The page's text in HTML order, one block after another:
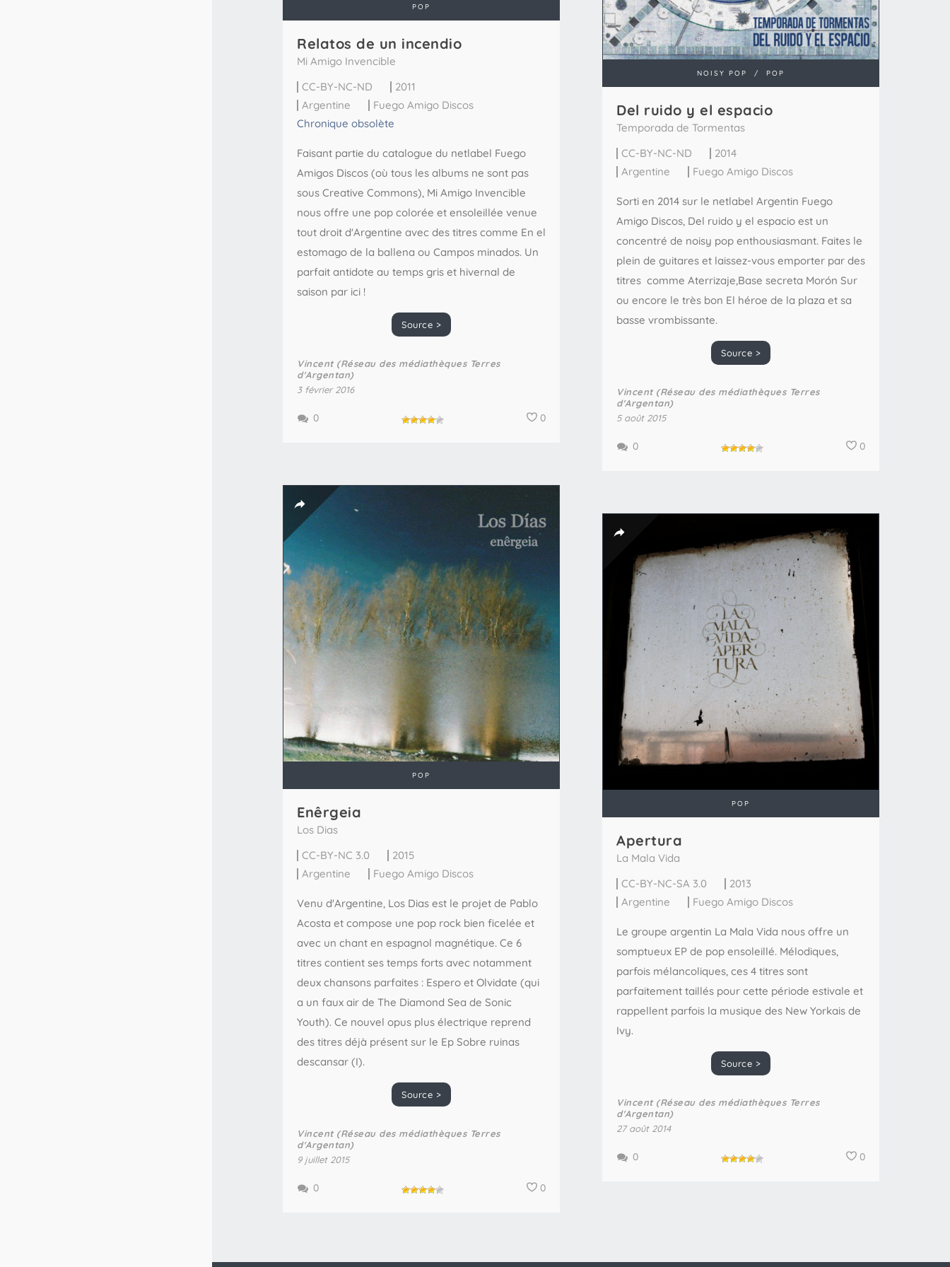
POP
Relatos de un incendio
Mi Amigo Invencible
CC-BY-NC-ND
2011
Argentine
Fuego Amigo Discos
Chronique obsolète
Faisant partie du catalogue du netlabel Fuego
Amigos Discos (où tous les albums ne sont pas
sous Creative Commons), Mi Amigo Invencible
nous offre une pop colorée et ensoleillée venue
tout droit d'Argentine avec des titres comme En el
estomago de la ballena ou Campos minados. Un
parfait antidote au temps gris et hivernal de
saison par ici !
Source >
Vincent (Réseau des médiathèques Terres
d'Argentan)
3 février 2016
0
0
NOISY POP / POP
Del ruido y el espacio
Temporada de Tormentas
CC-BY-NC-ND
2014
Argentine
Fuego Amigo Discos
Sorti en 2014 sur le netlabel Argentin Fuego
Amigo Discos, Del ruido y el espacio est un
concentré de noisy pop enthousiasmant. Faites le
plein de guitares et laissez-vous emporter par des
titres comme Aterrizaje,Base secreta Morón Sur
ou encore le très bon El héroe de la plaza et sa
basse vrombissante.
Source >
Vincent (Réseau des médiathèques Terres
d'Argentan)
5 août 2015
0
0
POP
Enêrgeia
Los Dias
CC-BY-NC 3.0
2015
Argentine
Fuego Amigo Discos
Venu d'Argentine, Los Dias est le projet de Pablo
Acosta et compose une pop rock bien ficelée et
avec un chant en espagnol magnétique. Ce 6
titres contient ses temps forts avec notamment
deux chansons parfaites : Espero et Olvidate (qui
a un faux air de The Diamond Sea de Sonic
Youth). Ce nouvel opus plus électrique reprend
des titres déjà présent sur le Ep Sobre ruinas
descansar (I).
Source >
Vincent (Réseau des médiathèques Terres
d'Argentan)
9 juillet 2015
0
0
POP
Apertura
La Mala Vida
CC-BY-NC-SA 3.0
2013
Argentine
Fuego Amigo Discos
Le groupe argentin La Mala Vida nous offre un
somptueux EP de pop ensoleillé. Mélodiques,
parfois mélancoliques, ces 4 titres sont
parfaitement taillés pour cette période estivale et
rappellent parfois la musique des New Yorkais de
Ivy.
Source >
Vincent (Réseau des médiathèques Terres
d'Argentan)
27 août 2014
0
0